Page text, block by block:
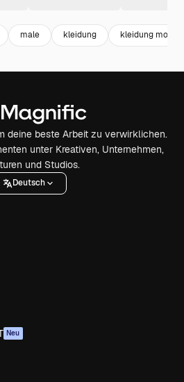
male kleidung kleidung
deine beste Arbeit zu verwirklichen.
unter Kreativen, Unternehmen,
und Studios.
Deutsch
Neu